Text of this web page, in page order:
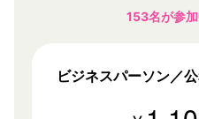
153名が参
ビジネスパーソン／